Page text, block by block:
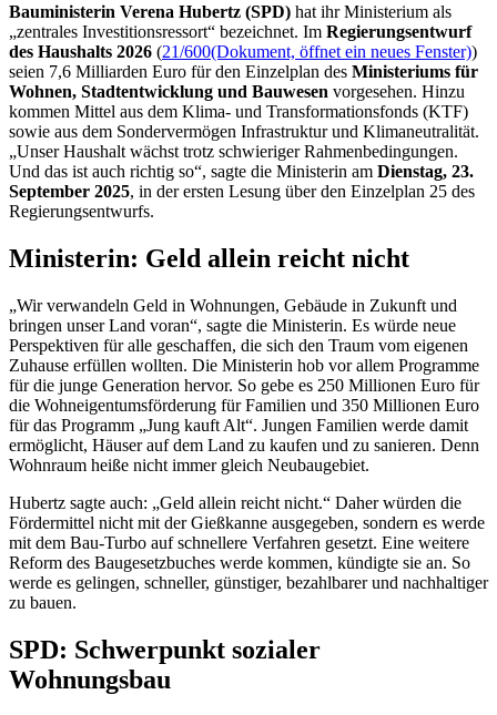
Bauministerin Verena Hubertz (SPD) hat ihr Ministerium als
„zentrales Investitionsressort“ bezeichnet. Im Regierungsentwurf
des Haushalts 2026 (21/600(Dokument, öffnet ein neues Fenster))
seien 7,6 Milliarden Euro für den Einzelplan des Ministeriums für
Wohnen, Stadtentwicklung und Bauwesen vorgesehen. Hinzu
kommen Mittel aus dem Klima- und Transformationsfonds (KTF)
sowie aus dem Sondervermögen Infrastruktur und Klimaneutralität.
„Unser Haushalt wächst trotz schwieriger Rahmenbedingungen.
Und das ist auch richtig so“, sagte die Ministerin am Dienstag, 23.
September 2025, in der ersten Lesung über den Einzelplan 25 des
Regierungsentwurfs.
Ministerin: Geld allein reicht nicht
„Wir verwandeln Geld in Wohnungen, Gebäude in Zukunft und
bringen unser Land voran“, sagte die Ministerin. Es würde neue
Perspektiven für alle geschaffen, die sich den Traum vom eigenen
Zuhause erfüllen wollten. Die Ministerin hob vor allem Programme
für die junge Generation hervor. So gebe es 250 Millionen Euro für
die Wohneigentumsförderung für Familien und 350 Millionen Euro
für das Programm „Jung kauft Alt“. Jungen Familien werde damit
ermöglicht, Häuser auf dem Land zu kaufen und zu sanieren. Denn
Wohnraum heiße nicht immer gleich Neubaugebiet.
Hubertz sagte auch: „Geld allein reicht nicht.“ Daher würden die
Fördermittel nicht mit der Gießkanne ausgegeben, sondern es werde
mit dem Bau-Turbo auf schnellere Verfahren gesetzt. Eine weitere
Reform des Baugesetzbuches werde kommen, kündigte sie an. So
werde es gelingen, schneller, günstiger, bezahlbarer und nachhaltiger
zu bauen.
SPD: Schwerpunkt sozialer
Wohnungsbau